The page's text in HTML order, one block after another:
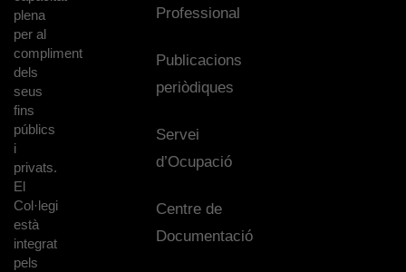
plena
per al
compliment
dels
seus
fins
públics
i
privats.
El
Col·legi
està
integrat
pels
Professional
Publicacions
periòdiques
Servei
d’Ocupació
Centre de
Documentació